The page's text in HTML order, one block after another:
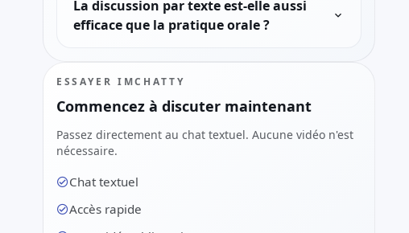
La discussion par texte est-elle aussi
efficace que la pratique orale ?
ESSAYER IMCHATTY
Commencez à discuter maintenant
Passez directement au chat textuel. Aucune vidéo n'est
nécessaire.
Chat textuel
Accès rapide